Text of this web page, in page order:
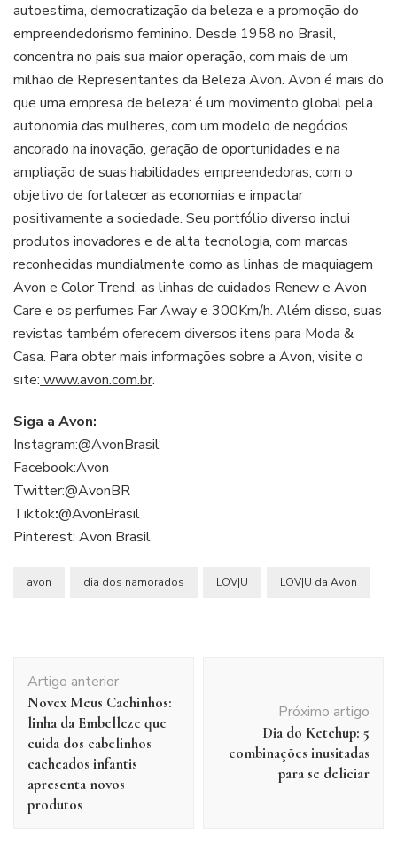
autoestima, democratização da beleza e a promoção do
empreendedorismo feminino. Desde 1958 no Brasil,
concentra no país sua maior operação, com mais de um
milhão de Representantes da Beleza Avon. Avon é mais do
que uma empresa de beleza: é um movimento global pela
autonomia das mulheres, com um modelo de negócios
ancorado na inovação, geração de oportunidades e na
ampliação de suas habilidades empreendedoras, com o
objetivo de fortalecer as economias e impactar
positivamente a sociedade. Seu portfólio diverso inclui
produtos inovadores e de alta tecnologia, com marcas
reconhecidas mundialmente como as linhas de maquiagem
Avon e Color Trend, as linhas de cuidados Renew e Avon
Care e os perfumes Far Away e 300Km/h. Além disso, suas
revistas também oferecem diversos itens para Moda &
Casa. Para obter mais informações sobre a Avon, visite o
site:www.avon.com.br.
Siga a Avon:
Instagram:@AvonBrasil
Facebook:Avon
Twitter:@AvonBR
Tiktok:@AvonBrasil
Pinterest: Avon Brasil
avon dia dos namorados LOV|U LOV|U da Avon
de
post
Artigo anterior
Novex Meus Cachinhos:
linha da Embelleze que
cuida dos cabelinhos
cacheados infantis
apresenta novos
produtos
Próximo artigo
Dia do Ketchup: 5
combinações inusitadas
para se deliciar